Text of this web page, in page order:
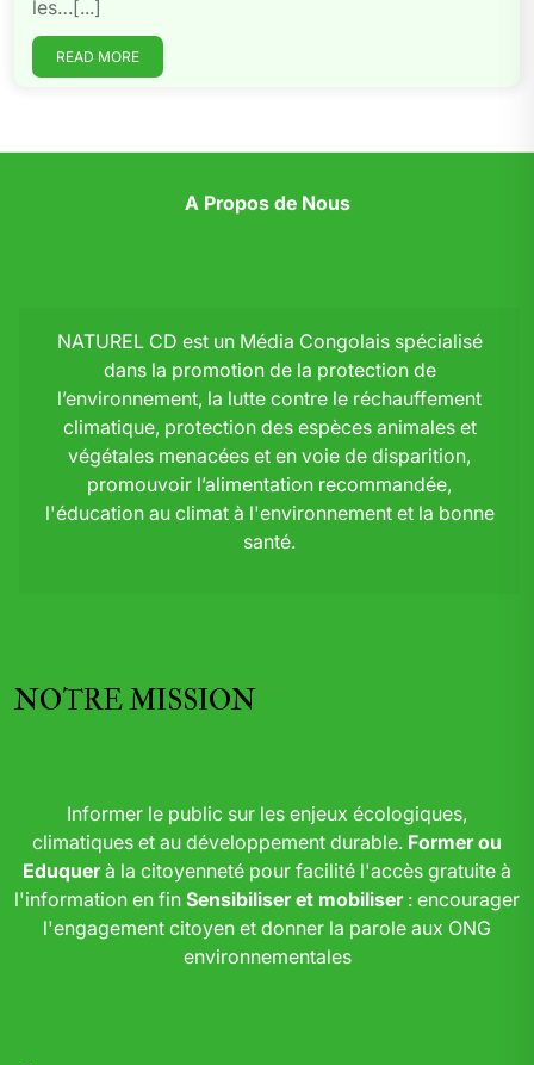
les…[...]
READ MORE
A Propos de Nous
NATUREL CD est un Média Congolais spécialisé
dans la promotion de la protection de
l’environnement, la lutte contre le réchauffement
climatique, protection des espèces animales et
végétales menacées et en voie de disparition,
promouvoir l’alimentation recommandée,
l'éducation au climat à l'environnement et la bonne
santé.
NOTRE MISSION
Informer le public sur les enjeux écologiques,
climatiques et au développement durable. Former ou
Eduquerà la citoyenneté pour facilité l'accès gratuite à
l'information en fin Sensibiliser et mobiliser: encourager
l'engagement citoyen et donner la parole aux ONG
environnementales